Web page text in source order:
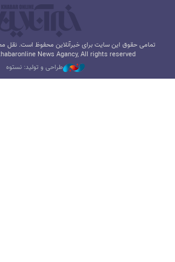
تمامی حقوق این سایت برای خبرآنلاین محفوظ است. نقل
News Agancy, All rights reserved
طراحی و تولید: نستوه